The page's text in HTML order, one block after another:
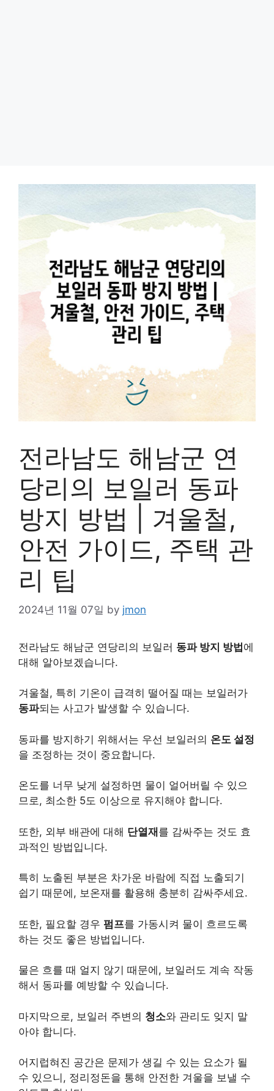
전라남도 해남군 연
당리의 보일러 동파
방지 방법 | 겨울철,
안전 가이드, 주택 관
리 팁
2024년 11월 07일 by jmon
전라남도 해남군 연당리의 보일러 동파 방지 방법에
대해 알아보겠습니다.
겨울철, 특히 기온이 급격히 떨어질 때는 보일러가
동파되는 사고가 발생할 수 있습니다.
동파를 방지하기 위해서는 우선 보일러의 온도 설정
을 조정하는 것이 중요합니다.
온도를 너무 낮게 설정하면 물이 얼어버릴 수 있으
므로, 최소한 5도 이상으로 유지해야 합니다.
또한, 외부 배관에 대해 단열재를 감싸주는 것도 효
과적인 방법입니다.
특히 노출된 부분은 차가운 바람에 직접 노출되기
쉽기 때문에, 보온재를 활용해 충분히 감싸주세요.
또한, 필요할 경우 펌프를 가동시켜 물이 흐르도록
하는 것도 좋은 방법입니다.
물은 흐를 때 얼지 않기 때문에, 보일러도 계속 작동
해서 동파를 예방할 수 있습니다.
마지막으로, 보일러 주변의 청소와 관리도 잊지 말
아야 합니다.
어지럽혀진 공간은 문제가 생길 수 있는 요소가 될
수 있으니, 정리정돈을 통해 안전한 겨울을 보낼 수